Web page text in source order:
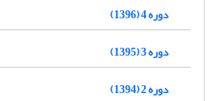
دوره 4 (1396)
دوره 3 (1395)
دوره 2 (1394)